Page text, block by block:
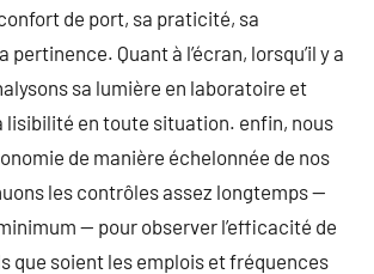
de port, sa praticité, sa
pertinence. Quant à l’écran, lorsqu’il y a
sa lumière en laboratoire et
lisibilité en toute situation. enfin, nous
de manière échelonnée de nos
les contrôles assez longtemps —
— pour observer l’efficacité de
que soient les emplois et fréquences